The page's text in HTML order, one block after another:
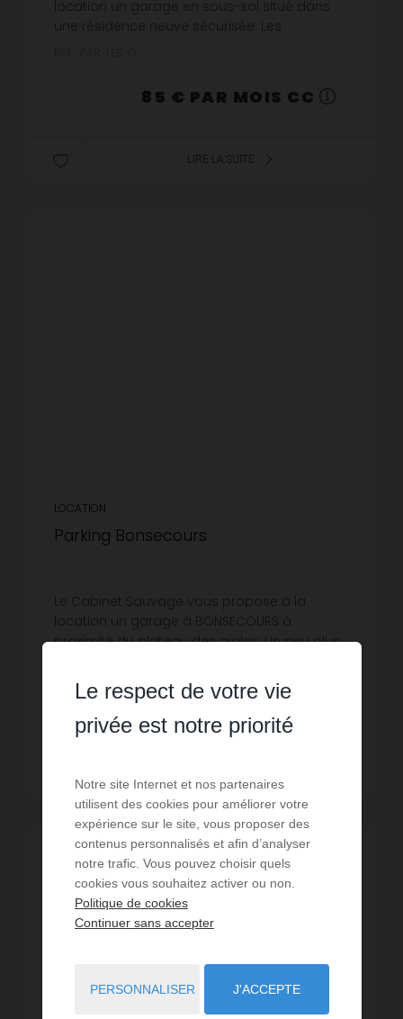
location un garage en sous-sol situé dans
une résidence neuve sécurisée. Les
85 € PAR MOIS CC
LIRE LA SUITE
LOCATION
Parking Bonsecours
Le Cabinet Sauvage vous propose à la
location un garage à BONSECOURS à
proximité du plateau des aigles. Un peu plus
longueur.Disponible immédiatement.
85 € PAR MOIS CC
Le respect de votre vie
privée est notre priorité
Notre site Internet et nos partenaires
utilisent des cookies pour améliorer votre
expérience sur le site, vous proposer des
contenus personnalisés et afin d’analyser
notre trafic. Vous pouvez choisir quels
cookies vous souhaitez activer ou non.
Politique de cookies
Continuer sans accepter
PERSONNALISER J'ACCEPTE